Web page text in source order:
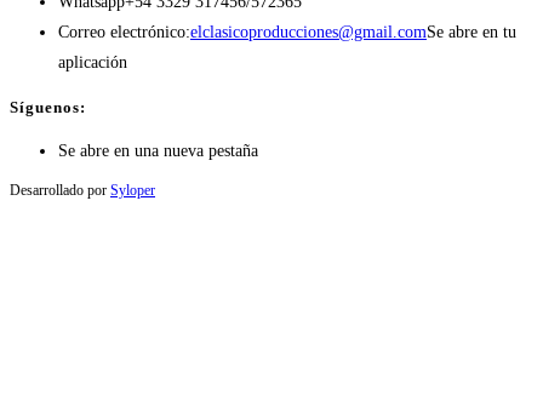
Correo electrónico:elclasicoproducciones@gmail.comSe abre en tu
aplicación
Síguenos:
Se abre en una nueva pestaña
Desarrollado por Syloper